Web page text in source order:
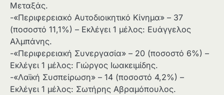
Μεταξάς.
-«Περιφερειακό Αυτοδιοικητικό Κίνημα» – 37
(ποσοστό 11,1%) – Εκλέγει 1 μέλος: Ευάγγελος
Αλμπάνης.
-«Περιφερειακή Συνεργασία» – 20 (ποσοστό 6%) –
Εκλέγει 1 μέλος: Γιώργος Ιωακειμίδης.
-«Λαϊκή Συσπείρωση» – 14 (ποσοστό 4,2%) –
Εκλέγει 1 μέλος: Σωτήρης Αβραμόπουλος.